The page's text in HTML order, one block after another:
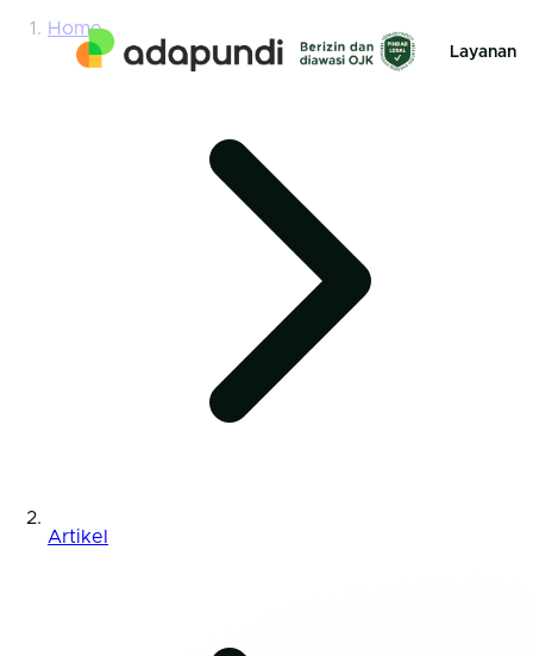
Layanan
Home
Artikel